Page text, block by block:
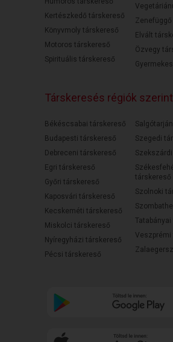
Kertészkedő társkereső
Könyvmoly társkereső
Motoros társkereső
Spirituális társkereső
Elvált
Özvegy
Társkeresés régiók szerint
Békéscsabai társkereső
Budapesti társkereső
Debreceni társkereső
Egri társkereső
Győri társkereső
Kaposvári társkereső
Kecskeméti társkereső
Miskolci társkereső
Nyíregyházi társkereső
Pécsi társkereső
Szegedi
társkereső
Szolnoki